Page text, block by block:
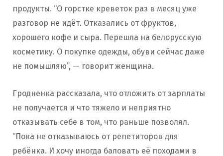
продукты. “О горстке креветок раз в месяц уже
разговор не идёт. Отказались от фруктов,
хорошего кофе и сыра. Перешла на белорусскую
косметику. О покупке одежды, обуви сейчас даже
не помышляю”, — говорит женщина.
Гродненка рассказала, что отложить от зарплаты
не получается и что тяжело и неприятно
отказывать себе в том, что раньше позволял.
“Пока не отказываюсь от репетиторов для
ребёнка. И хочу иногда баловать её походами в